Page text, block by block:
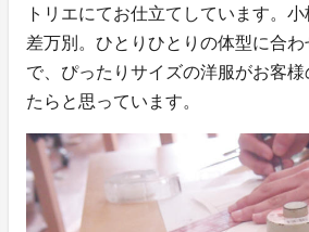
トリエにてお仕立てしています。
差万別。ひとりひとりの体型に合
で、ぴったりサイズの洋服がお客
たらと思っています。